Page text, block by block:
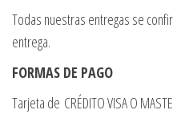
Todas nuestras entregas se
entrega.
FORMAS DE PAGO
Tarjeta de CRÉDITO VISA O